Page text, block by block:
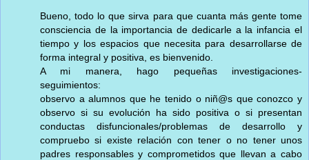
Bueno, todo lo que sirva para que cuanta más gente tome
consciencia de la importancia de dedicarle a la infancia el
tiempo y los espacios que necesita para desarrollarse de
forma integral y positiva, es bienvenido.
A mi manera, hago pequeñas investigaciones-
seguimientos:
observo a alumnos que he tenido o niñ@s que conozco y
observo si su evolución ha sido positiva o si presentan
conductas disfuncionales/problemas de desarrollo y
compruebo si existe relación con tener o no tener unos
padres responsables y comprometidos que llevan a cabo